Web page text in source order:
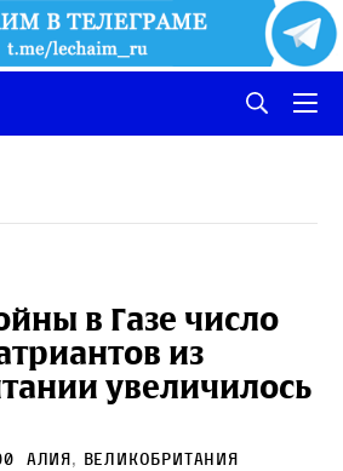
в Газе число
из
увеличилось
Алия, Великобритания